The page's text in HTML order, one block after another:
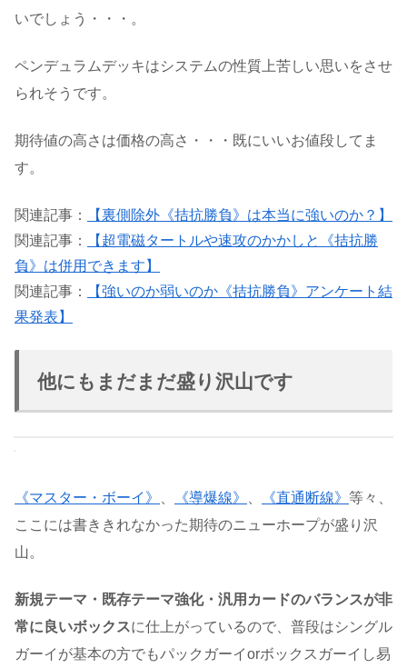
いでしょう・・・。
ペンデュラムデッキはシステムの性質上苦しい思いをさせ
られそうです。
期待値の高さは価格の高さ・・・既にいいお値段してま
す。
関連記事：
【裏側除外《拮抗勝負》は本当に強いのか？】
関連記事：
【超電磁タートルや速攻のかかしと《拮抗勝
負》は併用できます】
関連記事：
【強いのか弱いのか《拮抗勝負》アンケート結
果発表】
他にもまだまだ盛り沢山です
《マスター・ボーイ》 《導爆線》 《直通断線》 等々、
ここには書ききれなかった期待のニューホープが盛り沢
山。
新規テーマ・既存テーマ強化・汎用カードのバランスが非
常に良いボックスに仕上がっているので、普段はシングル
ガーイが基本の方でもパックガーイorボックスガーイし易